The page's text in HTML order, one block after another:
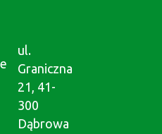
ul.
Graniczna
21, 41-
300
Dąbrowa